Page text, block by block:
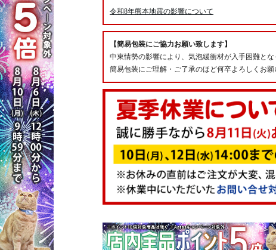
令和8年熊本地震の影響について
【簡易包装にご協力お願い致します】
中東情勢の影響により、気泡緩衝材が入手困難と
簡易包装にご理解・ご了承のほど何卒よろしくお願